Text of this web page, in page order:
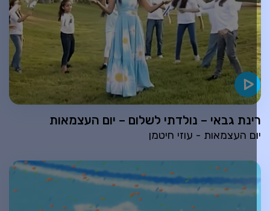
גבאי – נולדתי לשלום – יום העצמאות
העצמאות - עוזי חיטמן